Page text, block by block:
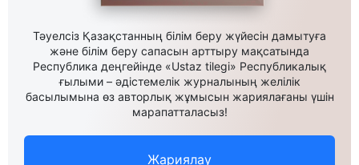
Тәуелсіз Қазақстанның білім беру жүйесін дамытуға
және білім беру сапасын арттыру мақсатында
Республика деңгейінде «Ustaz tilegi» Республикалық
ғылыми – әдістемелік журналының желілік
басылымына өз авторлық жұмысын жариялағаны үшін
марапатталасыз!
Жариялау